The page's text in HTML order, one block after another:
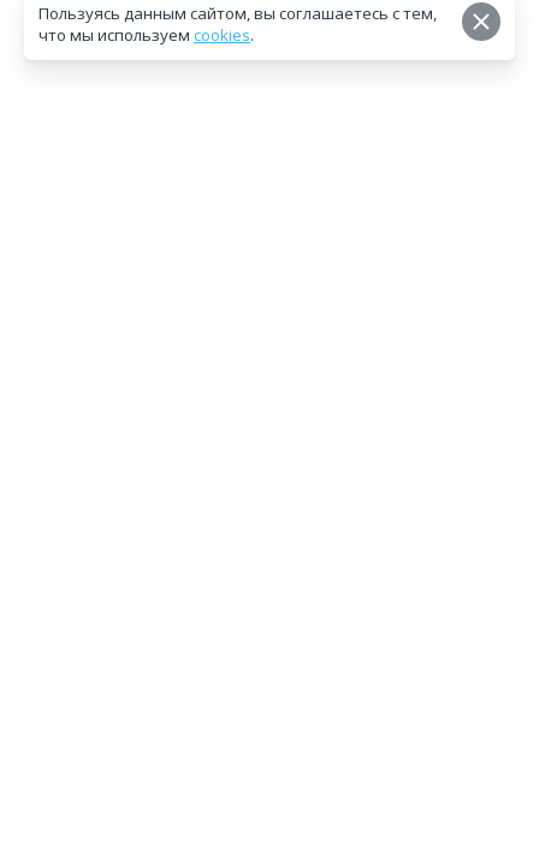
Пользуясь данным сайтом, вы соглашаетесь с тем,
что мы используем cookies.